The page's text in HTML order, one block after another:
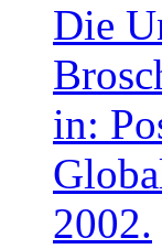
Die
in:
2002.